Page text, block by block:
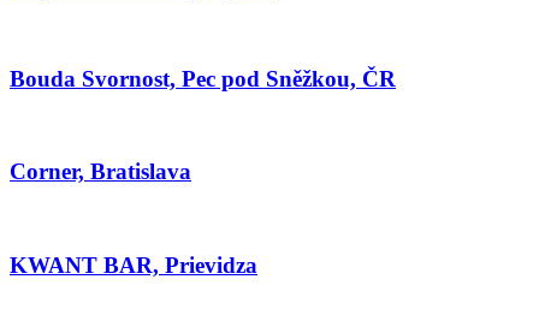
Bouda Svornost, Pec pod Sněžkou, ČR
Corner, Bratislava
KWANT BAR, Prievidza